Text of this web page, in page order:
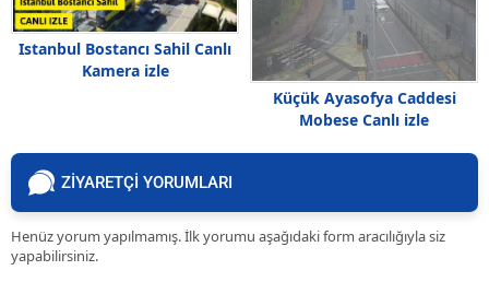
Istanbul Bostancı Sahil Canlı
Kamera izle
Küçük Ayasofya Caddesi
Mobese Canlı izle
ZİYARETÇİ YORUMLARI
Henüz yorum yapılmamış. İlk yorumu aşağıdaki form aracılığıyla siz
yapabilirsiniz.